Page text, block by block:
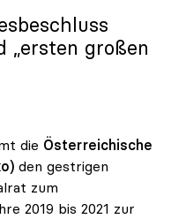
„ersten großen
die Österreichische
den gestrigen
zum
2019 bis 2021 zur